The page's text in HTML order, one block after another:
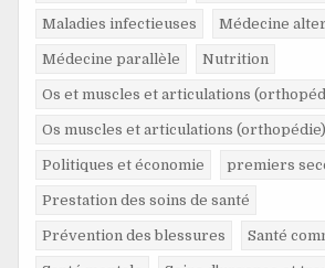
Maladies infectieuses Médecine
Médecine parallèle Nutrition
Os et muscles et articulations
Os muscles et articulations (orthopédie)
Politiques et économie premiers
Prestation des soins de santé
Prévention des blessures Santé